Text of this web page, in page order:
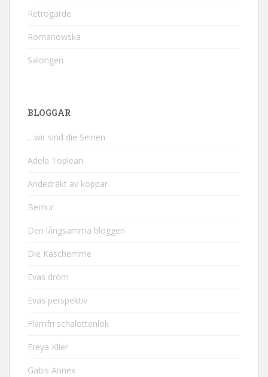
Retrogarde
Romanowska
Salongen
BLOGGAR
…wir sind die Seinen
Adela Toplean
Andedräkt av koppar
Bernur
Den långsamma bloggen
Die Kaschemme
Evas dröm
Evas perspektiv
Flarnfri schalottenlök
Freya Klier
Gabis Annex